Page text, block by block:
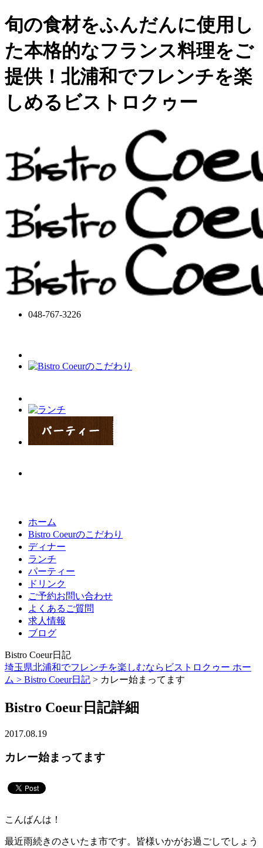
旬の食材をふんだんに使用し
た本格的なフランス料理をご
提供！北浦和でフレンチを楽
しめるビストロクゥー
048-767-3226
ホーム
Bistro Coeurのこだわり
ディナー
ランチ
パーティー
ドリンク
ご予約お問い合わせ
よくあるご質問
求人情報
ブログ
Bistro Coeur日記
埼玉県北浦和でフレンチを楽しむならビストロクゥー ホー
ム > Bistro Coeur日記 > カレー始まってます
Bistro Coeur日記詳細
2017.08.19
カレー始まってます
こんばんは！
最近雨続きのさいたま市です。皆様いかがお過ごしでしょう